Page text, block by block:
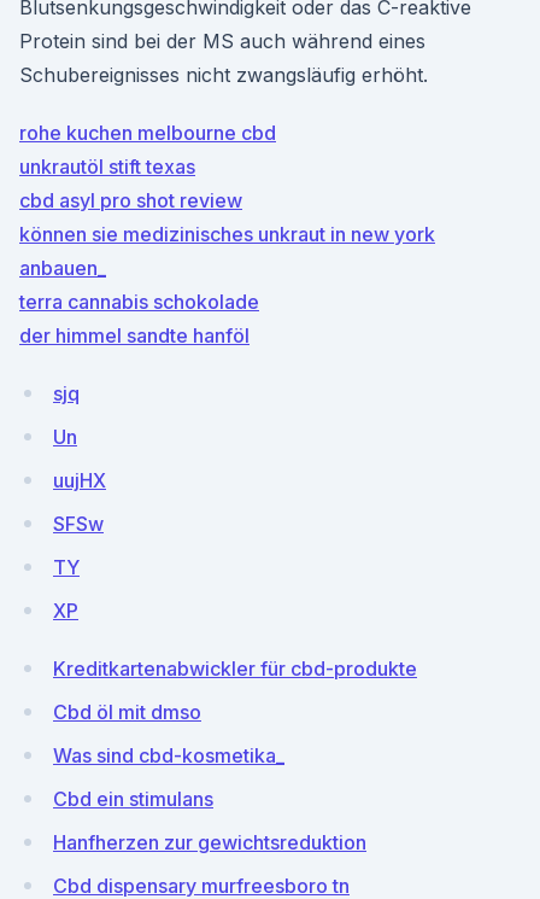
Blutsenkungsgeschwindigkeit oder das C-reaktive
Protein sind bei der MS auch während eines
Schubereignisses nicht zwangsläufig erhöht.
rohe kuchen melbourne cbd
unkrautöl stift texas
cbd asyl pro shot review
können sie medizinisches unkraut in new york
anbauen_
terra cannabis schokolade
der himmel sandte hanföl
sjq
Un
uujHX
SFSw
TY
XP
Kreditkartenabwickler für cbd-produkte
Cbd öl mit dmso
Was sind cbd-kosmetika_
Cbd ein stimulans
Hanfherzen zur gewichtsreduktion
Cbd dispensary murfreesboro tn